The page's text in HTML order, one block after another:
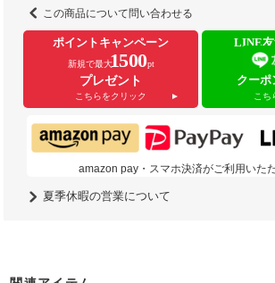
この商品について問い合わせる
ポイントキャンペーン
新規で最大1500pt
プレゼント
こちらをクリック
LINE
クーポ
こち
amazon pay・スマホ決済がご利用いた
夏季休暇の営業について